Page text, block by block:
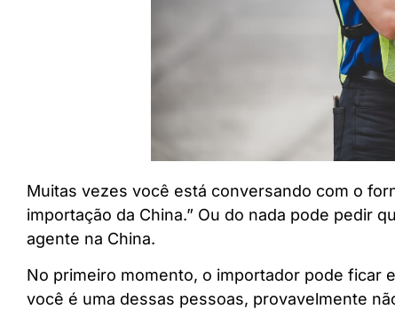
Muitas vezes você está conversando com o
importação da China.” Ou do nada pode pedir
agente na China.
No primeiro momento, o importador pode ficar
você é uma dessas pessoas, provavelmente